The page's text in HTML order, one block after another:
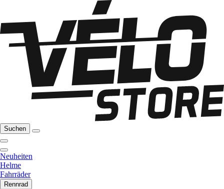
Suchen
Neuheiten
Helme
Fahrräder
Rennrad